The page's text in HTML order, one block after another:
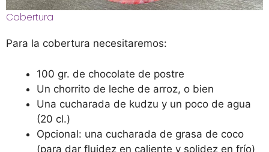
Cobertura
Para la cobertura necesitaremos:
100 gr. de chocolate de postre
Un chorrito de leche de arroz, o bien
Una cucharada de kudzu y un poco de agua
(20 cl.)
Opcional: una cucharada de grasa de coco
(para dar fluidez en caliente y solidez en frío)